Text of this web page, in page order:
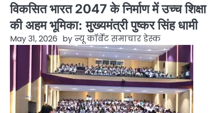
विकसित भारत 2047 के निर्माण में उच्च शिक्षा
की अहम भूमिका: मुख्यमंत्री पुष्कर सिंह धामी
May 31, 2026 byन्यू कॉर्बेट समाचार डेस्क